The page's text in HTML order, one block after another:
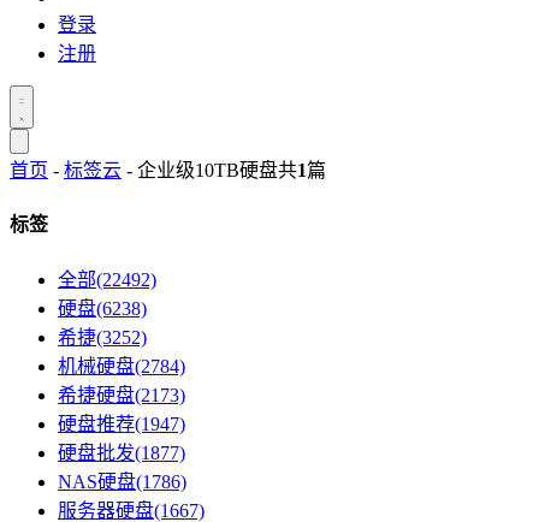
登录
注册
首页 - 标签云 - 企业级10TB硬盘共1篇
标签
全部(22492)
硬盘(6238)
希捷(3252)
机械硬盘(2784)
希捷硬盘(2173)
硬盘推荐(1947)
硬盘批发(1877)
NAS硬盘(1786)
服务器硬盘(1667)